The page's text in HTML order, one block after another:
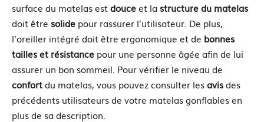
surface du matelas estdouceet la structure du matelas
doit être solide pour rassurer l’utilisateur. De plus,
l’oreiller intégré doit être ergonomique et de bonnes
tailles et résistance pour une personne âgée afin de lui
assurer un bon sommeil. Pour vérifier le niveau de
confortdu matelas, vous pouvez consulter lesavisdes
précédents utilisateurs de votre matelas gonflables en
plus de sa description.